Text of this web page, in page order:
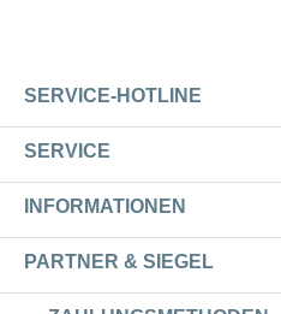
SERVICE-HOTLINE
SERVICE
INFORMATIONEN
PARTNER & SIEGEL